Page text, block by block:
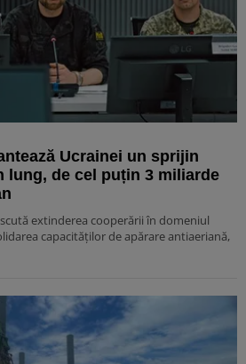
Ucrainei un sprijin
lung, de cel puțin 3 miliarde
extinderea cooperării în domeniul
capacităților de apărare antiaeriană,